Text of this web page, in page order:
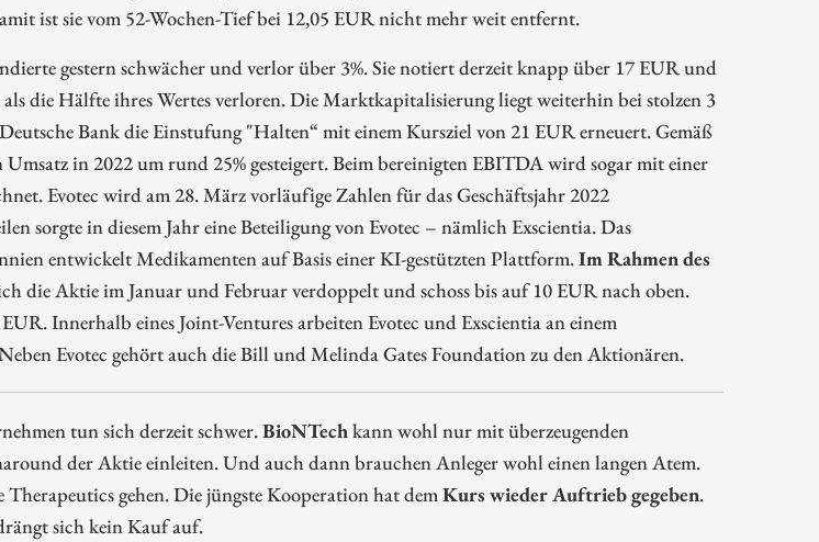
ist sie vom 52-Wochen-Tief bei 12,05 EUR nicht mehr weit entfernt.
gestern schwächer und verlor über 3%. Sie notiert derzeit knapp über 17 EUR und
als die Hälfte ihres Wertes verloren. Die Marktkapitalisierung liegt weiterhin bei stolzen 3
Bank die Einstufung "Halten“ mit einem Kursziel von 21 EUR erneuert. Gemäß
Umsatz in 2022 um rund 25% gesteigert. Beim bereinigten EBITDA wird sogar mit einer
Evotec wird am 28. März vorläufige Zahlen für das Geschäftsjahr 2022
sorgte in diesem Jahr eine Beteiligung von Evotec – nämlich Exscientia. Das
entwickelt Medikamenten auf Basis einer KI-gestützten Plattform.Im Rahmen des
die Aktie im Januar und Februar verdoppelt und schoss bis auf 10 EUR nach oben.
Innerhalb eines Joint-Ventures arbeiten Evotec und Exscientia an einem
Evotec gehört auch die Bill und Melinda Gates Foundation zu den Aktionären.
tun sich derzeit schwer.BioNTechkann wohl nur mit überzeugenden
der Aktie einleiten. Und auch dann brauchen Anleger wohl einen langen Atem.
Therapeutics gehen. Die jüngste Kooperation hat demKurs wieder Auftrieb gegeben.
sich kein Kauf auf.